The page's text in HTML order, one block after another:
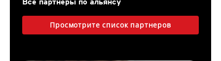
Просмотрите список партнеров